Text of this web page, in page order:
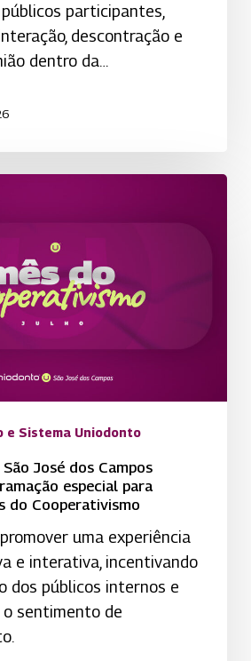
participantes,
descontração e
dentro da…
e Sistema Uniodonto
José dos Campos
especial para
do Cooperativismo
uma experiência
e interativa, incentivando
dos públicos internos e
sentimento de